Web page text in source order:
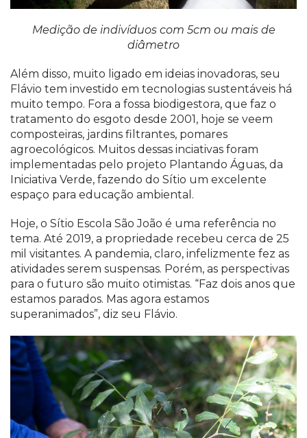
Medição de indivíduos com 5cm ou mais de
diâmetro
Além disso, muito ligado em ideias inovadoras, seu
Flávio tem investido em tecnologias sustentáveis há
muito tempo. Fora a fossa biodigestora, que faz o
tratamento do esgoto desde 2001, hoje se veem
composteiras, jardins filtrantes, pomares
agroecológicos. Muitos dessas inciativas foram
implementadas pelo projeto Plantando Águas, da
Iniciativa Verde, fazendo do Sítio um excelente
espaço para educação ambiental.
Hoje, o Sítio Escola São João é uma referência no
tema. Até 2019, a propriedade recebeu cerca de 25
mil visitantes. A pandemia, claro, infelizmente fez as
atividades serem suspensas. Porém, as perspectivas
para o futuro são muito otimistas. “Faz dois anos que
estamos parados. Mas agora estamos
superanimados”, diz seu Flávio.